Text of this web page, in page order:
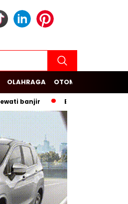
OLAHRAGA OTOMOTIF
Budi Arie Setiadi dan